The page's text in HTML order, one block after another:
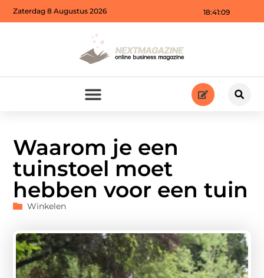
18:41:11
Zaterdag 8 Augustus 2026
Waarom je een
tuinstoel moet
hebben voor een tuin
Winkelen